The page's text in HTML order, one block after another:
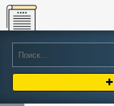
Online-knigi.org